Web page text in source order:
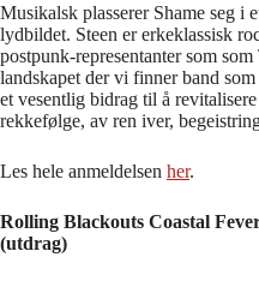
Musikalsk plasserer Shame seg i
lydbildet. Steen er erkeklassisk
postpunk-representanter som
landskapet der vi finner band
et vesentlig bidrag til å
rekkefølge, av ren iver,
Les hele anmeldelsen her.
Rolling Blackouts Coastal
(utdrag)